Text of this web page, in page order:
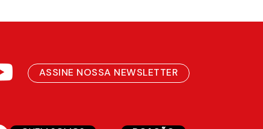
ASSINE NOSSA NEWSLETTER